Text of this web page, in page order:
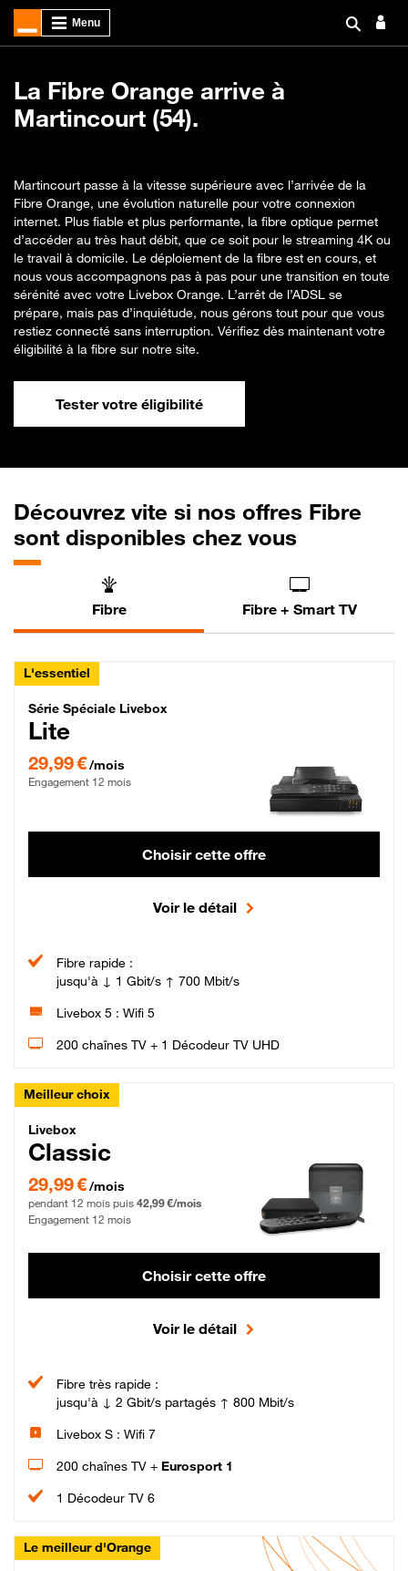
La Fibre Orange arrive à
Martincourt (54).
Martincourt passe à la vitesse supérieure avec l’arrivée de la
Fibre Orange, une évolution naturelle pour votre connexion
internet. Plus fiable et plus performante, la fibre optique permet
d’accéder au très haut débit, que ce soit pour le streaming 4K ou
le travail à domicile. Le déploiement de la fibre est en cours, et
nous vous accompagnons pas à pas pour une transition en toute
sérénité avec votre Livebox Orange. L’arrêt de l’ADSL se
prépare, mais pas d’inquiétude, nous gérons tout pour que vous
restiez connecté sans interruption. Vérifiez dès maintenant votre
éligibilité à la fibre sur notre site.
Tester votre éligibilité
Découvrez vite si nos offres Fibre
sont disponibles chez vous
Fibre Fibre + Smart TV
L'essentiel
Série Spéciale Livebox Lite Fibre
Série Spéciale Livebox
Lite
29,99 €/mois
Engagement 12 mois
Choisir cette offre
Voir le détail
Fibre rapide :
jusqu'à ↓ 1 Gbit/s ↑ 700 Mbit/s
Livebox 5 : Wifi 5
200 chaînes TV + 1 Décodeur TV UHD
Meilleur choix
Livebox Classic Fibre
Livebox
Classic
29,99 € par mois pendant 12 mois puis 42,99 € par mois, Engagement 12 mois
29,99 €/mois
pendant 12 mois puis 42,99 €/mois
Engagement 12 mois
Choisir cette offre
Voir le détail
Fibre très rapide :
jusqu'à ↓ 2 Gbit/s partagés ↑ 800 Mbit/s
Livebox S : Wifi 7
200 chaînes TV + Eurosport 1
1 Décodeur TV 6
Le meilleur d'Orange